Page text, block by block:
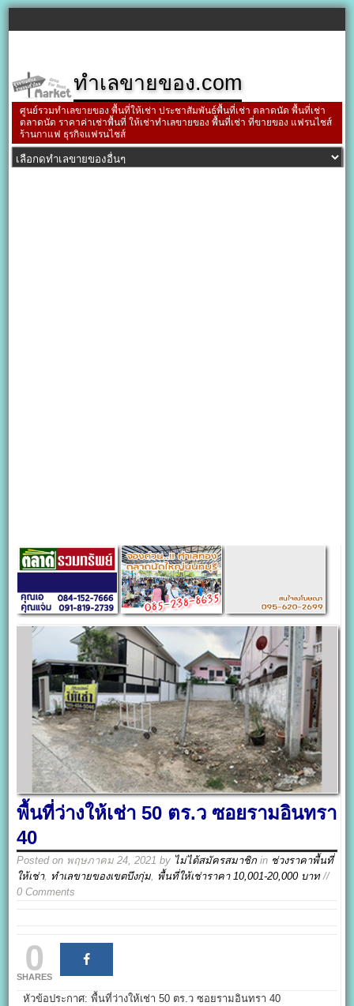
ทำเลขายของ.com
ศูนย์รวมทำเลขายของ พื้นที่ให้เช่า ประชาสัมพันธ์พื้นที่เช่า ตลาดนัด พื้นที่เช่า
ตลาดนัด ราคาค่าเช่าพื้นที่ ให้เช่าทำเลขายของ พื้นที่เช่า ที่ขายของ แฟรนไชส์
ร้านกาแฟ ธุรกิจแฟรนไชส์
พื้นที่ว่างให้เช่า 50 ตร.ว ซอยรามอินทรา
40
Posted on พฤษภาคม 24, 2021 by ไม่ได้สมัครสมาชิก in ช่วงราคาพื้นที่
ให้เช่า, ทำเลขายของเขตบึงกุ่ม, พื้นที่ให้เช่าราคา 10,001-20,000 บาท//
0 Comments
0
SHARES
หัวข้อประกาศ: พื้นที่ว่างให้เช่า 50 ตร.ว ซอยรามอินทรา 40